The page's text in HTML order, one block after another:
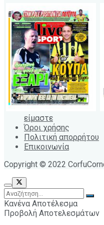
είμαστε
Όροι χρήσης
Πολιτική απορρήτου
Επικοινωνία
Copyright © 2022
Κανένα Αποτέλεσμα
Προβολή Αποτελεσμάτων